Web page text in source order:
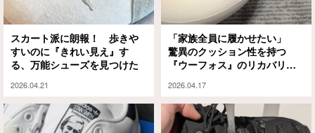
スカート派に朗報！ 歩きや
すいのに『きれい見え』す
る、万能シューズを見つけた
2026.04.21
「家族全員に履かせたい」
驚異のクッション性を持つ
『ウーフォス』のリカバリー
2026.04.17